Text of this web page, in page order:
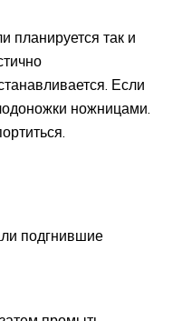
планируется так и
Если
ножницами.
подгнившие